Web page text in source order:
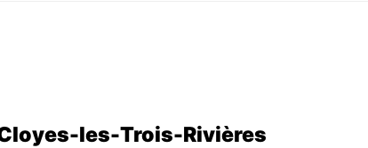
les-Trois-Rivières